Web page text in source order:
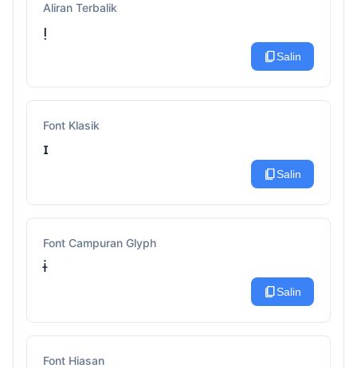
Aliran Terbalik
ᴉ
content_copySalin
Font Klasik
ɪ
content_copySalin
Font Campuran Glyph
ɨ
content_copySalin
Font Hiasan